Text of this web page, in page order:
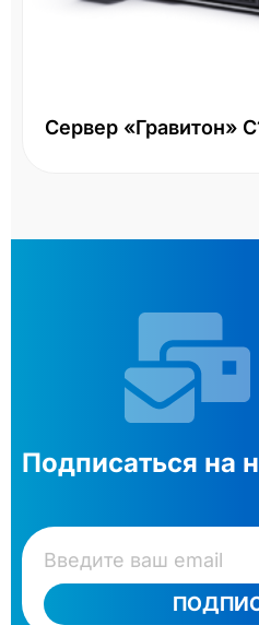
Сервер «Гравитон»
Подписаться на